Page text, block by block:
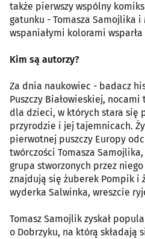
także pierwszy wspólny
gatunku - Tomasza Samojlika
wspaniałymi kolorami
Kim są autorzy?
Za dnia naukowiec - badacz
Puszczy Białowieskiej,
dla dzieci, w których stara się
przyrodzie i jej tajemnicach.
pierwotnej puszczy Europy
twórczości Tomasza
grupa stworzonych przez
znajdują się żuberek Pompik i
wyderka Salwinka, wreszcie
Tomasz Samojlik zyskał
o Dobrzyku, na którą składają